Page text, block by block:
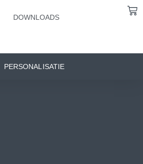
DOWNLOADS
PERSONALISATIE